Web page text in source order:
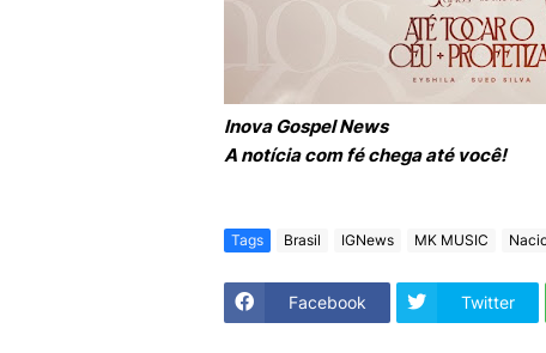
Inova Gospel News
A notícia com fé chega até você!
Tags Brasil IGNews MK MUSIC
Facebook Twitter